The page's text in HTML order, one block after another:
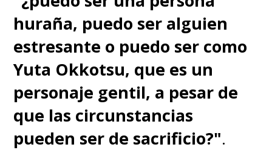
huraña, puedo ser alguien
estresante o puedo ser como
Yuta Okkotsu, que es un
personaje gentil, a pesar de
que las circunstancias
pueden ser de sacrificio?".